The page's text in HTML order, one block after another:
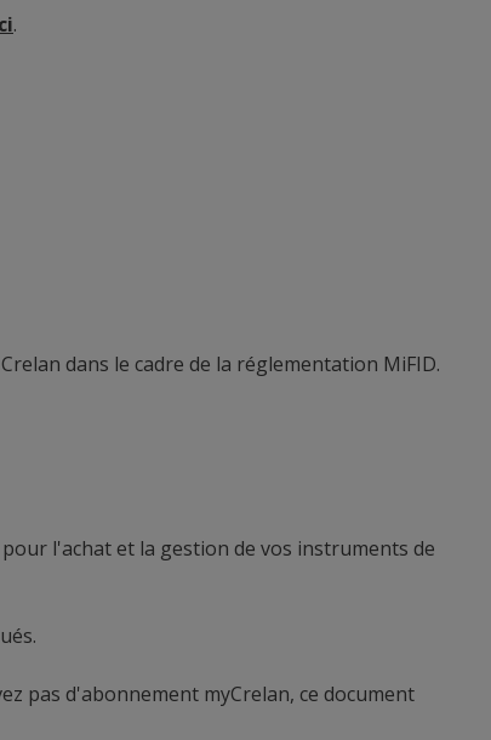
.
dans le cadre de la réglementation MiFID.
l'achat et la gestion de vos instruments de
pas d'abonnement myCrelan, ce document